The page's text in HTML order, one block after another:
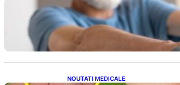
Îmbunătățirea sănătății
Patru exerciții simple
tensiunii arteriale la
NOUTATI MEDICALE